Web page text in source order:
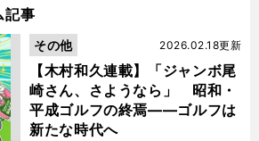
記事
【木村和久連載】「ジャンボ尾
崎さん、さようなら」 昭和・
平成ゴルフの終焉――ゴルフは
新たな時代へ
2026.02.18更新
その他